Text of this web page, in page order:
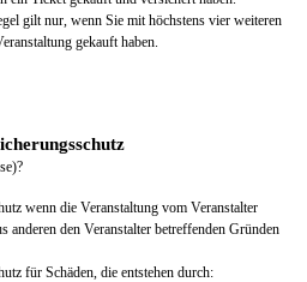
gilt nur, wenn Sie mit höchstens vier weiteren
gekauft haben.
wenn die Veranstaltung vom Veranstalter
anderen den Veranstalter betreffenden Gründen
für Schäden, die entstehen durch: